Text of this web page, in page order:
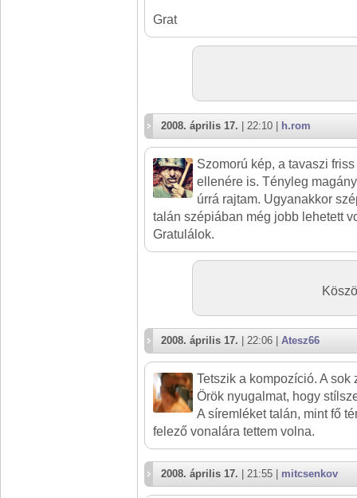
Grat
2008. április 17. | 22:10 | h.rom
Szomorú kép, a tavaszi
ellenére is. Tényleg
úrrá rajtam. Ugyanakkor
talán szépiában még jobb lehetett
Gratulálok.
2008. április 17. | 22:06 | Atesz66
Tetszik a kompozíció. A sok
Örök nyugalmat, hogy
A síremléket talán, mint fő
felező vonalára tettem volna.
2008. április 17. | 21:55 | mitcsenkov